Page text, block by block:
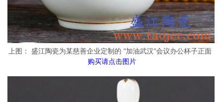
上图： 盛江陶瓷为某慈善企业定制的 “加油武汉”会议办公杯子正面
购买请点击图片